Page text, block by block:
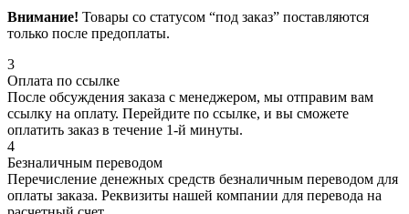
Внимание! Товары со статусом “под заказ” поставляются
только после предоплаты.
3
Оплата по ссылке
После обсуждения заказа с менеджером, мы отправим вам
ссылку на оплату. Перейдите по ссылке, и вы сможете
оплатить заказ в течение 1-й минуты.
4
Безналичным переводом
Перечисление денежных средств безналичным переводом для
оплаты заказа. Реквизиты нашей компании для перевода на